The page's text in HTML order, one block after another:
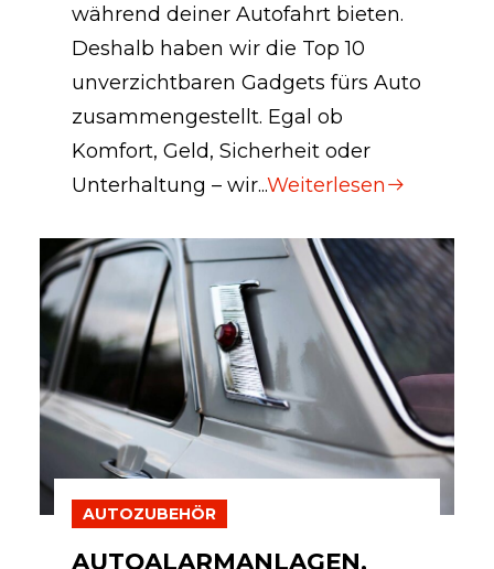
während deiner Autofahrt bieten.
Deshalb haben wir die Top 10
unverzichtbaren Gadgets fürs Auto
zusammengestellt. Egal ob
Komfort, Geld, Sicherheit oder
Unterhaltung – wir...Weiterlesen
AUTOZUBEHÖR
AUTOALARMANLAGEN,